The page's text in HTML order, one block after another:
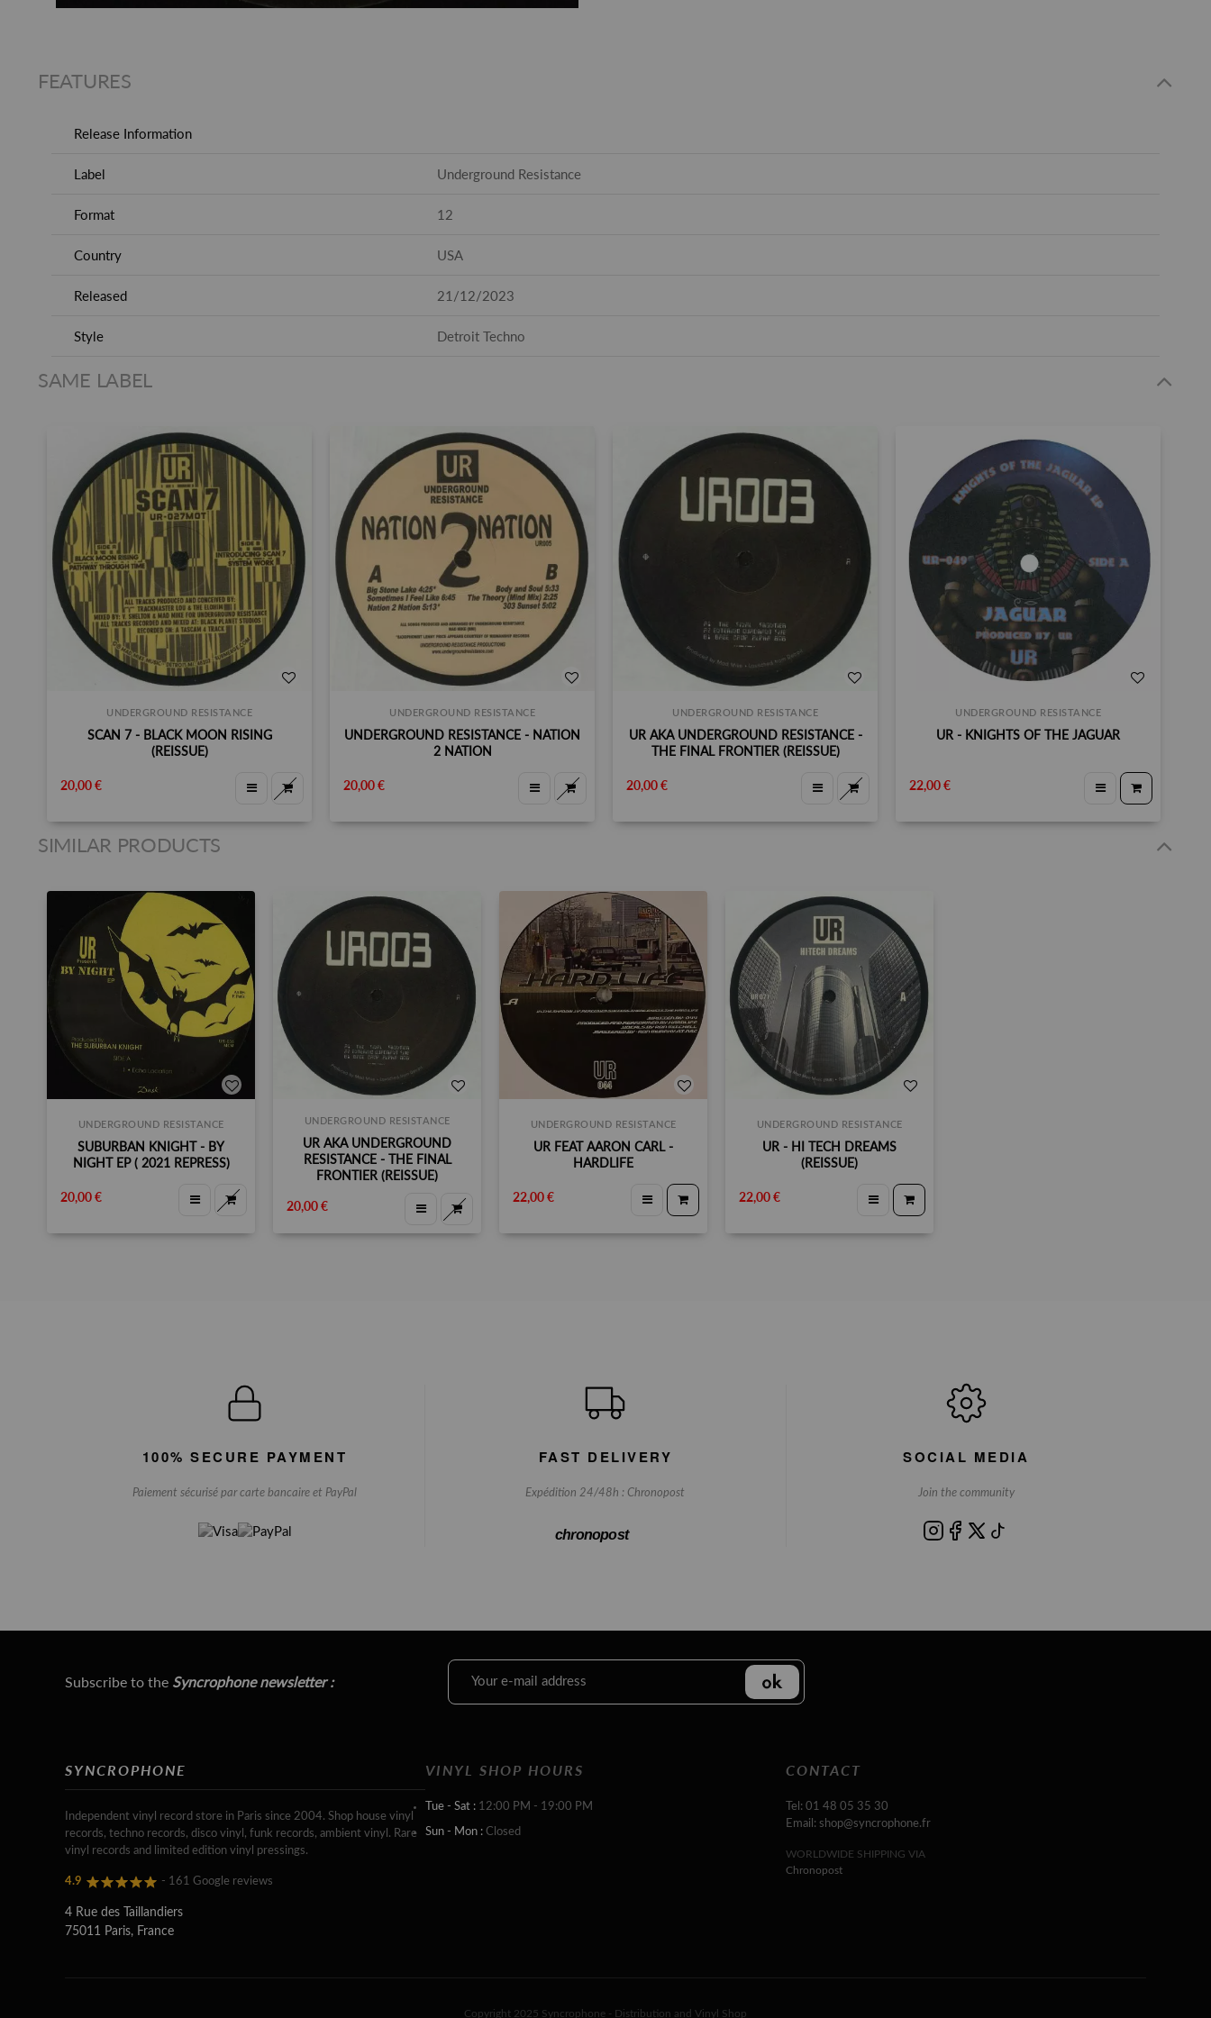
FEATURES
Release Information
Label Underground Resistance
Format 12
Country USA
Released 21/12/2023
Style Detroit Techno
SAME LABEL
UNDERGROUND RESISTANCE
SCAN 7 - BLACK MOON RISING
(REISSUE)
20,00 €
UNDERGROUND RESISTANCE
UNDERGROUND RESISTANCE - NATION
2 NATION
20,00 €
UNDERGROUND RESISTANCE
UR AKA UNDERGROUND RESISTANCE -
THE FINAL FRONTIER (REISSUE)
20,00 €
UNDERGROUND RESISTANCE
UR - KNIGHTS OF THE JAGUAR
22,00 €
SIMILAR PRODUCTS
UNDERGROUND RESISTANCE
SUBURBAN KNIGHT - BY
NIGHT EP ( 2021 REPRESS)
20,00 €
UNDERGROUND RESISTANCE
UR AKA UNDERGROUND
RESISTANCE - THE FINAL
FRONTIER (REISSUE)
20,00 €
UNDERGROUND RESISTANCE
UR FEAT AARON CARL -
HARDLIFE
22,00 €
UNDERGROUND RESISTANCE
UR - HI TECH DREAMS
(REISSUE)
22,00 €
100% SECURE PAYMENT
Paiement sécurisé par carte bancaire et PayPal
FAST DELIVERY
Expédition 24/48h : Chronopost
chronopost
SOCIAL MEDIA
Join the community
Subscribe to the Syncrophone newsletter :
SYNCROPHONE
Independent vinyl record store in Paris since 2004. Shop house vinyl
records, techno records, disco vinyl, funk records, ambient vinyl. Rare
vinyl records and limited edition vinyl pressings.
4.9 - 161 Google reviews
4 Rue des Taillandiers
75011 Paris, France
VINYL SHOP HOURS
Tue - Sat : 12:00 PM - 19:00 PM
Sun - Mon : Closed
CONTACT
Tel: 01 48 05 35 30
Email: shop@syncrophone.fr
WORLDWIDE SHIPPING VIA
Chronopost
Copyright 2025 Syncrophone - Distribution and Vinyl Shop